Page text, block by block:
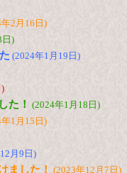
2月16日)
日)
(2024年1月19日)
た！ (2024年1月18日)
1月15日)
月9日)
ました！ (2023年12月7日)